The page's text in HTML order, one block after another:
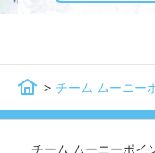
チーム ムーニー
チーム ムーニーポイ